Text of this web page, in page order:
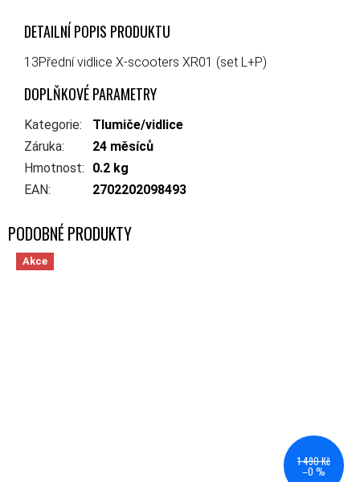
DETAILNÍ POPIS PRODUKTU
13Přední vidlice X-scooters XR01 (set L+P)
DOPLŇKOVÉ PARAMETRY
Kategorie:
Tlumiče/vidlice
Záruka:
24 měsíců
Hmotnost:
0.2 kg
EAN: 2702202098493
Akce
1 490 Kč
–0 %